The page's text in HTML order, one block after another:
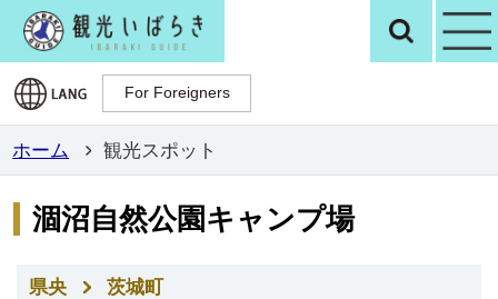
観光いばらき検
For Foreigners
For Foreigners
ホーム 観光スポット
涸沼自然公園キャンプ場
県央 茨城町